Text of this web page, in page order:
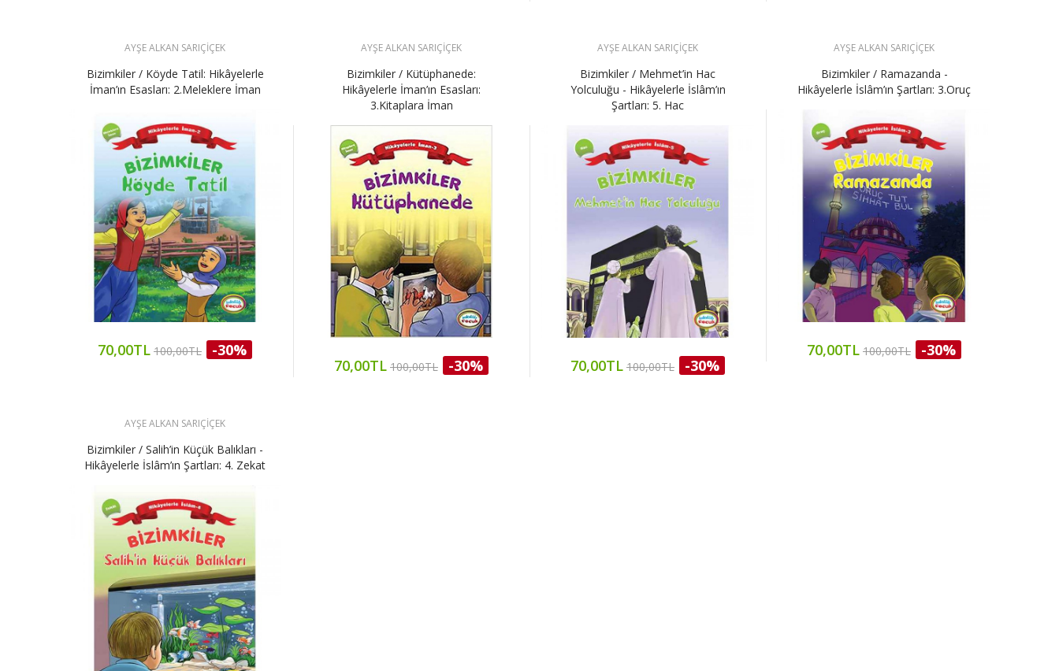
AYŞE ALKAN SARIÇİÇEK
Bizimkiler / Köyde Tatil: Hikâyelerle
İman’ın Esasları: 2.Meleklere İman
70,00TL 100,00TL -30%
AYŞE ALKAN SARIÇİÇEK
Bizimkiler / Kütüphanede:
Hikâyelerle İman’ın Esasları:
3.Kitaplara İman
70,00TL 100,00TL -30%
AYŞE ALKAN SARIÇİÇEK
Bizimkiler / Mehmet’in Hac
Yolculuğu - Hikâyelerle İslâm’ın
Şartları: 5. Hac
70,00TL 100,00TL -30%
AYŞE ALKAN SARIÇİÇEK
Bizimkiler / Ramazanda -
Hikâyelerle İslâm’ın Şartları: 3.Oruç
70,00TL 100,00TL -30%
AYŞE ALKAN SARIÇİÇEK
Bizimkiler / Salih’in Küçük Balıkları -
Hikâyelerle İslâm’ın Şartları: 4. Zekat